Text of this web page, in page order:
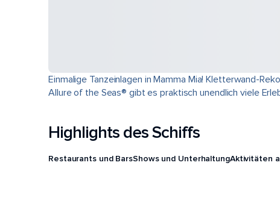
Einmalige Tanzeinlagen in Mamma Mia! Kletterwand-
Allure of the Seas® gibt es praktisch unendlich viele
Highlights des Schiffs
Restaurants und BarsShows und UnterhaltungAktivitäten